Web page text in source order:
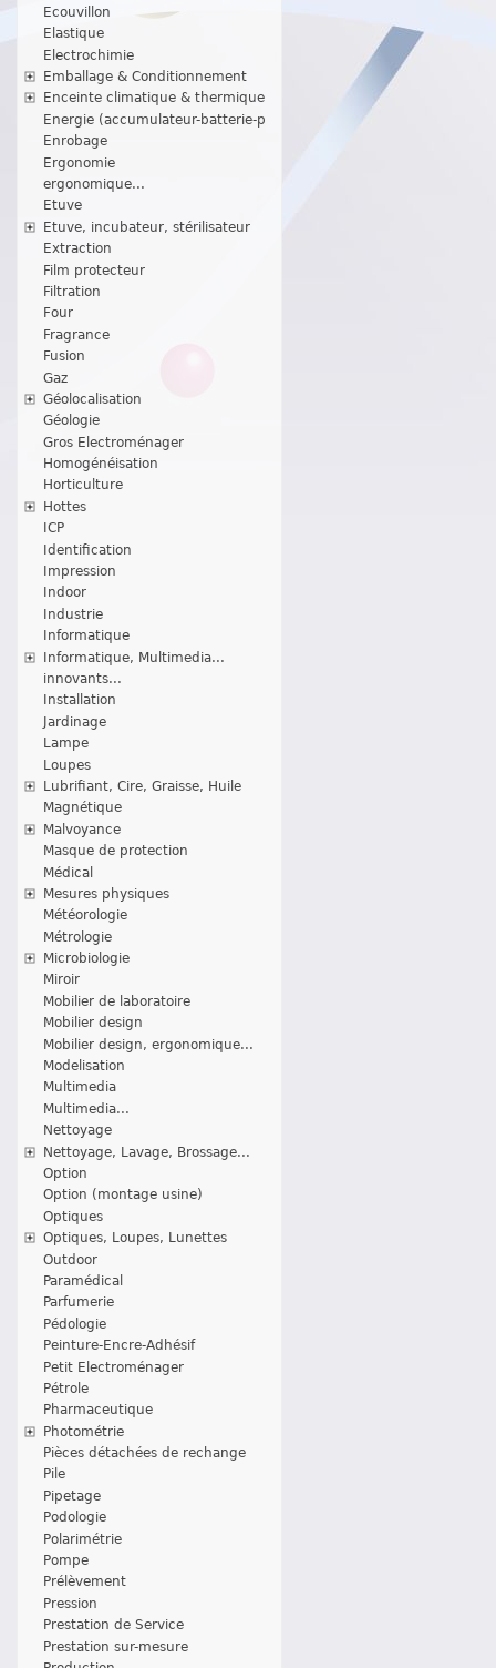
Ecouvillon
Elastique
Electrochimie
Emballage & Conditionnement
Enceinte climatique & thermique
Energie (accumulateur-batterie-p
Enrobage
Ergonomie
ergonomique...
Etuve
Etuve, incubateur, stérilisateur
Extraction
Film protecteur
Filtration
Four
Fragrance
Fusion
Gaz
Géolocalisation
Géologie
Gros Electroménager
Homogénéisation
Horticulture
Hottes
ICP
Identification
Impression
Indoor
Industrie
Informatique
Informatique, Multimedia...
innovants...
Installation
Jardinage
Lampe
Loupes
Lubrifiant, Cire, Graisse, Huile
Magnétique
Malvoyance
Masque de protection
Médical
Mesures physiques
Météorologie
Métrologie
Microbiologie
Miroir
Mobilier de laboratoire
Mobilier design
Mobilier design, ergonomique...
Modelisation
Multimedia
Multimedia...
Nettoyage
Nettoyage, Lavage, Brossage...
Option
Option (montage usine)
Optiques
Optiques, Loupes, Lunettes
Outdoor
Paramédical
Parfumerie
Pédologie
Peinture-Encre-Adhésif
Petit Electroménager
Pétrole
Pharmaceutique
Photométrie
Pièces détachées de rechange
Pile
Pipetage
Podologie
Polarimétrie
Pompe
Prélèvement
Pression
Prestation de Service
Prestation sur-mesure